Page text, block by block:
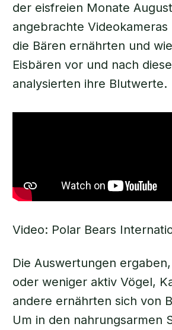
der eisfreien Monate
angebrachte
die Bären ernährten und
Eisbären vor und nach
analysierten ihre Blutwerte.
Video: Polar Bears
Die Auswertungen
oder weniger aktiv Vögel,
andere ernährten sich von
Um in den nahrungsarmen